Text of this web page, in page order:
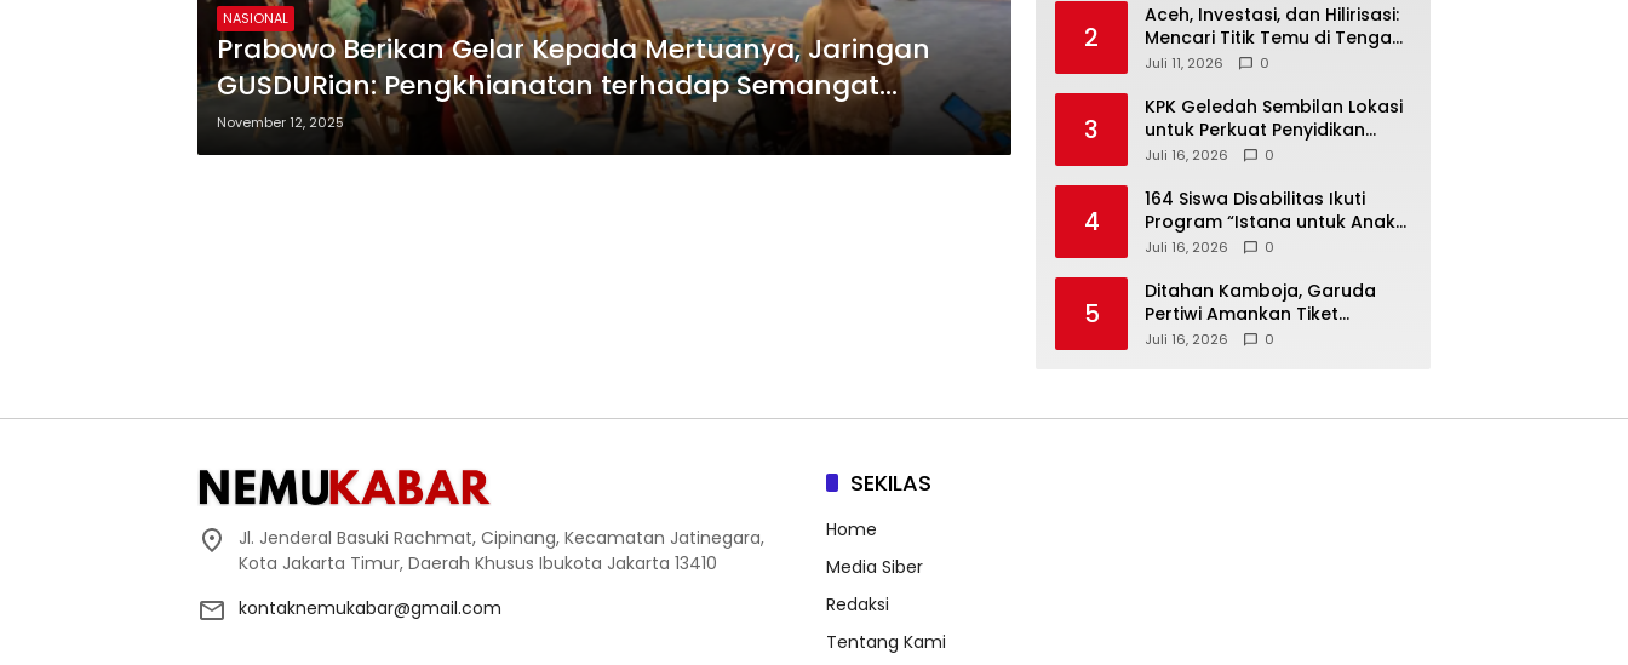
NASIONAL
Prabowo Berikan Gelar Kepada Mertuanya, Jaringan
GUSDURian: Pengkhianatan terhadap Semangat
Reformasi
November 12, 2025
2
Aceh, Investasi, dan Hilirisasi:
Mencari Titik Temu di Tengah
Polemik Blok Andaman
Juli 11, 2026 0
3
KPK Geledah Sembilan Lokasi
untuk Perkuat Penyidikan
Dugaan Pemerasan Bupati
Juli 16, 2026 0
4
164 Siswa Disabilitas Ikuti
Program “Istana untuk Anak
Sekolah”, Kenali Sejarah
Juli 16, 2026 0
5
Ditahan Kamboja, Garuda
Pertiwi Amankan Tiket
Semifinal Piala AFF Putri 2026
Juli 16, 2026 0
Jl. Jenderal Basuki Rachmat, Cipinang, Kecamatan Jatinegara,
Kota Jakarta Timur, Daerah Khusus Ibukota Jakarta 13410
kontaknemukabar@gmail.com
SEKILAS
Home
Media Siber
Redaksi
Tentang Kami